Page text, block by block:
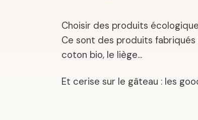
Choisir des produits
Ce sont des produits
coton bio, le liège…
Et cerise sur le gâteau : les